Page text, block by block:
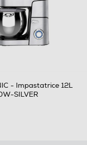
- Impastatrice 12L
SILVER